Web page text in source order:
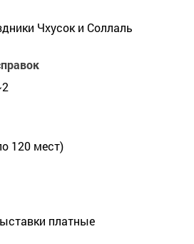
Чхусок и Соллаль
120 мест)
платные